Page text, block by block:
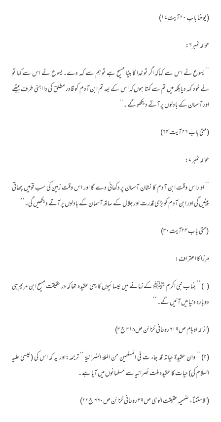
(یوحنا باب ۲۰ آیت۱۷)
حوالہ نمبر۶:
’’ یسوع نے اس سے کہاکہ اگر تو خدا کا بیٹا مسیح ہے تو ہم سے کہہ دے۔ یسوع نے اس سے کہا تو
نے خود کہہ دیابلکہ میں تم سے کہتا ہوں کہ اس کے بعد تم ابن آدم کو قادر مطلق کی دا اہنی طرف بیٹھے
اور آسمان کے بادلوں پر آتے دیکھو گے ۔‘‘
(متی باب ۲۶ آیت ۶۴)
حوالہ نمبر ۷:
’’ او راس وقت ابن آدم کا نشان آسمان پر دکھائی دے گا اور اس وقت زمین کی سب قومیں چھاتی
پیٹیں گی اور ابن آدم کو بڑی قدرت اور جلال کے ساتھ آسمان کے بادلوں پر آتے دیکھیں گی۔‘‘
(متی باب ۲۴آیت۳۰)
مرزا کا اعتراف:
(۱) ’’ جناب نبی اکرم ﷺ کے زمانے میں عیسائیوں کا یہی عقیدہ تھا کہ در حقیقت مسیح ابن مریم ہی
دوبارہ دنیا میں آئیں گے۔‘‘
(ازالہ اوہام ص۶۱۹ روحانی خزائن ص۳۱۸ ج۳)
(۲) ’’ وان عقیدۃ حیاتہ قد جاء ت فی المسلمین من الملۃ النصرانیۃ ‘‘ ترجمہ:اور یہ کہ اس کی (عیسیٰ علیہ
السلام کی) حیات کا عقیدہ ملت نصرانیہ سے مسلمانوں میں آیا ہے ۔
(الاستفتا ء ضمیمہ حقیقت الوحی ص۳۹ روحانی خزائن ص۶۶۰ ج۲۲)